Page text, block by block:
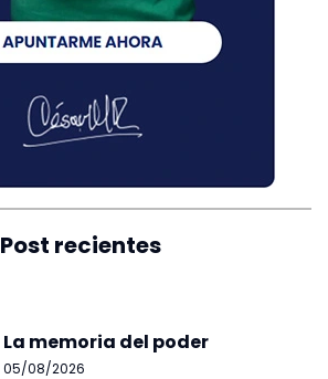
Post recientes
La memoria del poder
05/08/2026